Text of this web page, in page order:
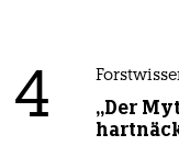
4
„Der